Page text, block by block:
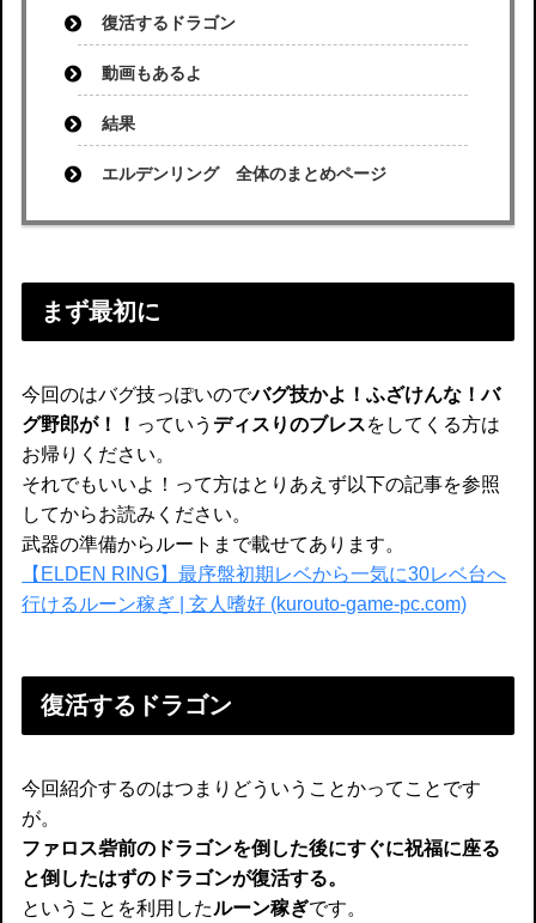
復活するドラゴン
動画もあるよ
結果
エルデンリング 全体のまとめページ
まず最初に
今回のはバグ技っぽいのでバグ技かよ！ふざけんな！バ
グ野郎が！！ っていうディスりのブレスをしてくる方は
お帰りください。
それでもいいよ！って方はとりあえず以下の記事を参照
してからお読みください。
武器の準備からルートまで載せてあります。
【ELDEN RING】最序盤初期レベから一気に30レベ台へ
行けるルーン稼ぎ | 玄人嗜好 (kurouto-game-pc.com)
復活するドラゴン
今回紹介するのはつまりどういうことかってことです
が。
ファロス砦前のドラゴンを倒した後にすぐに祝福に座る
と倒したはずのドラゴンが復活する。
ということを利用したルーン稼ぎです。